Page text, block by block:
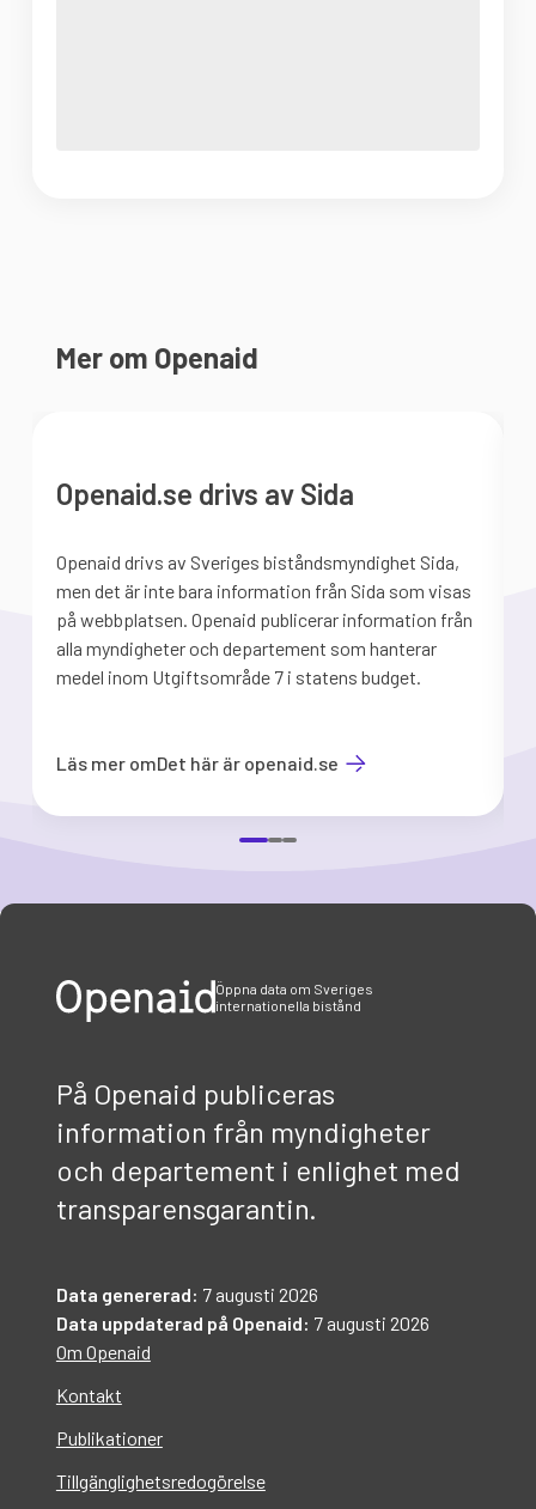
Mer om Openaid
Openaid.se drivs av Sida
Openaid drivs av Sveriges biståndsmyndighet Sida,
men det är inte bara information från Sida som visas
på webbplatsen. Openaid publicerar information från
alla myndigheter och departement som hanterar
medel inom Utgiftsområde 7 i statens budget.
Läs mer omDet här är openaid.se
Öppna data om Sveriges
internationella bistånd
På Openaid publiceras
information från myndigheter
och departement i enlighet med
transparensgarantin.
Data genererad: 7 augusti 2026
Data uppdaterad på Openaid: 7 augusti 2026
Om Openaid
Kontakt
Publikationer
Tillgänglighetsredogörelse